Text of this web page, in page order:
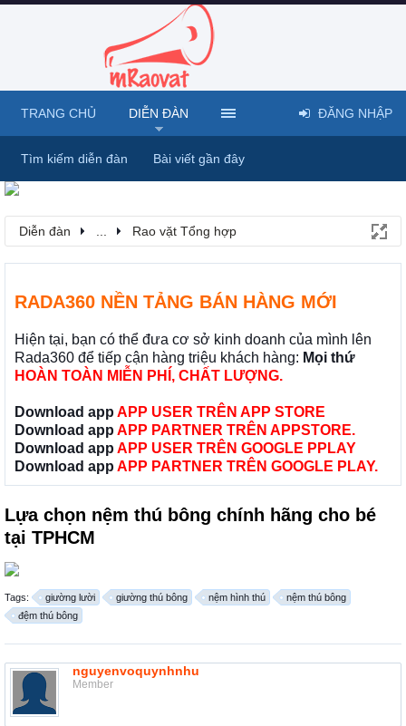
Diễn đàn Rao vặt Tổng hợp
RADA360 NỀN TẢNG BÁN HÀNG MỚI
Hiện tại, bạn có thể đưa cơ sở kinh doanh của mình lên
Rada360 để tiếp cận hàng triệu khách hàng: Mọi thứ
HOÀN TOÀN MIỄN PHÍ, CHẤT LƯỢNG.
Download app APP USER TRÊN APP STORE
Download app APP PARTNER TRÊN APPSTORE.
Download app APP USER TRÊN GOOGLE PPLAY
Download app APP PARTNER TRÊN GOOGLE PLAY.
Lựa chọn nệm thú bông chính hãng cho bé
tại TPHCM
Tags: giường lười giường thú bông nệm hình thú
nệm thú bông
đệm thú bông
nguyenvoquynhnhu
Member
TRANG CHỦ DIỄN ĐÀN
Tìm kiếm diễn đàn Bài viết gần đây
ĐĂNG NHẬP